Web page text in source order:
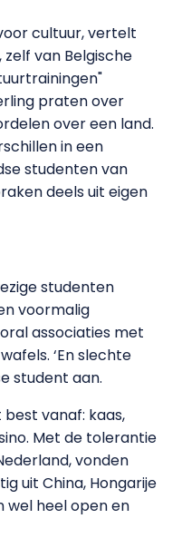
cultuur, vertelt
van Belgische
praten over
over een land.
in een
studenten van
deels uit eigen
studenten
voormalig
associaties met
‘En slechte
student aan.
vanaf: kaas,
Met de tolerantie
vonden
uit China, Hongarije
wel heel open en